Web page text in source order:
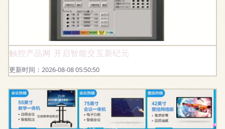
触控产品网 开启智能交互新纪元
更新时间：2026-08-08 05:50:50